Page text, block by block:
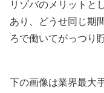
リゾバのメリットと
あり、どうせ同じ期
ろで働いてがっつり
下の画像は業界最大